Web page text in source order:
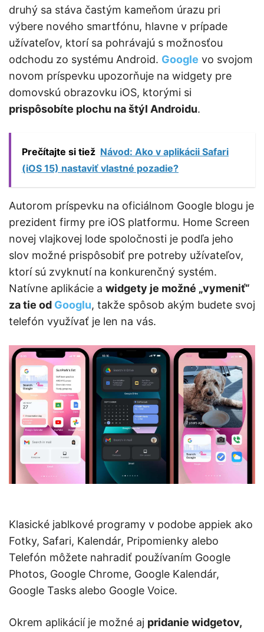
druhý sa stáva častým kameňom úrazu pri
výbere nového smartfónu, hlavne v prípade
užívateľov, ktorí sa pohrávajú s možnosťou
odchodu zo systému Android. Google vo svojom
novom príspevku upozorňuje na widgety pre
domovskú obrazovku iOS, ktorými si
prispôsobíte plochu na štýl Androidu.
Prečítajte si tiež Návod: Ako v aplikácii Safari
(iOS 15) nastaviť vlastné pozadie?
Autorom príspevku na oficiálnom Google blogu je
prezident firmy pre iOS platformu. Home Screen
novej vlajkovej lode spoločnosti je podľa jeho
slov možné prispôsobiť pre potreby užívateľov,
ktorí sú zvyknutí na konkurenčný systém.
Natívne aplikácie a widgety je možné „vymeniť“
za tie od Googlu, takže spôsob akým budete svoj
telefón využívať je len na vás.
Klasické jablkové programy v podobe appiek ako
Fotky, Safari, Kalendár, Pripomienky alebo
Telefón môžete nahradiť používaním Google
Photos, Google Chrome, Google Kalendár,
Google Tasks alebo Google Voice.
Okrem aplikácií je možné aj pridanie widgetov,